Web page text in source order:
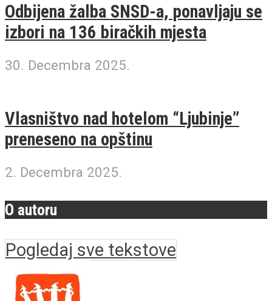
Odbijena žalba SNSD-a, ponavljaju se
izbori na 136 biračkih mjesta
30. Decembra 2025.
Vlasništvo nad hotelom “Ljubinje”
preneseno na opštinu
2. Decembra 2025.
O autoru
Pogledaj sve tekstove